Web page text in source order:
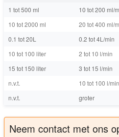
1 tot 500 ml 10 tot 200 ml/
10 tot 2000 ml
20 tot 400 ml/
0.1 tot 20L
0.2 tot 4L/min
10 tot 100 liter
2 tot 10 l/min
15 tot 150 liter
3 tot 15 l/min
n.v.t.
10 tot 100 l/min
n.v.t.
groter
Neem contact met ons